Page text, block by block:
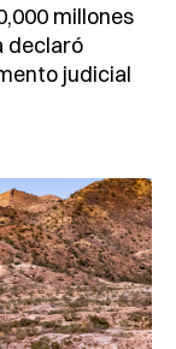
millones
declaró
judicial